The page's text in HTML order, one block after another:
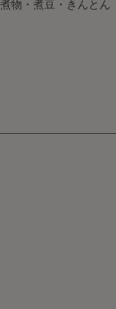
煮物・煮豆・きんとん